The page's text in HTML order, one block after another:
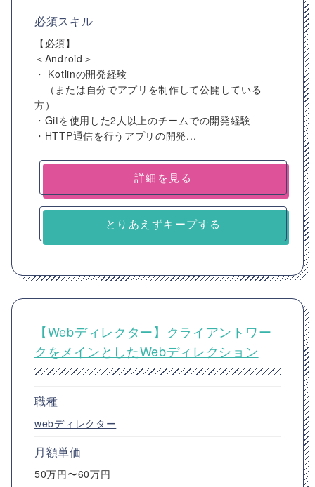
必須スキル
【必須】
＜Android＞
・ Kotlinの開発経験
（または自分でアプリを制作して公開している
方）
・Gitを使用した2人以上のチームでの開発経験
・HTTP通信を行うアプリの開発...
詳細を見る
とりあえずキープする
【Webディレクター】クライアントワー
クをメインとしたWebディレクション
職種
webディレクター
月額単価
50万円〜60万円